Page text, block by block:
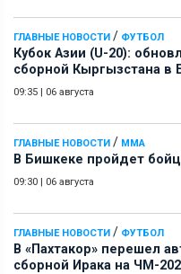
ГЛАВНЫЕ НОВОСТИ / ФУТБОЛ
Кубок Азии (U-20):
сборной Кыргызстана в
09:35 | 06 августа
ГЛАВНЫЕ НОВОСТИ / ММА
В Бишкеке пройдет
09:30 | 06 августа
ГЛАВНЫЕ НОВОСТИ / ФУТБОЛ
В «Пахтакор» перешел
сборной Ирака на ЧМ-